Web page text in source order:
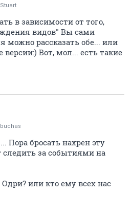
Stuart
в зависимости от того,
видов" Вы сами
можно рассказать обе... или
версии:) Вот, мол... есть такие
buchas
Пора бросать нахрен эту
следить за событиями на
Одри? или кто ему всех нас